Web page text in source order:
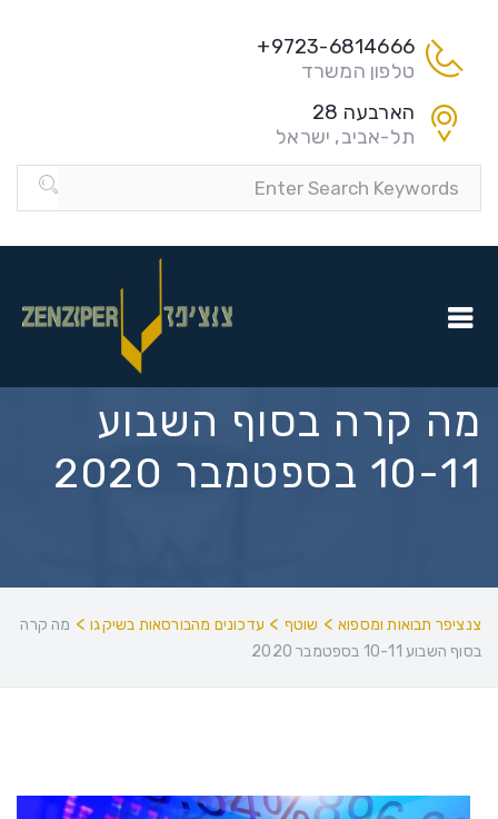
9723-6814666+
טלפון המשרד
הארבעה 28
תל-אביב, ישראל
מה קרה בסוף השבוע
10-11 בספטמבר 2020
צנציפר תבואות ומספוא > שוטף > עדכונים מהבורסאות בשיקגו> מה קרה
בסוף השבוע 10-11 בספטמבר 2020